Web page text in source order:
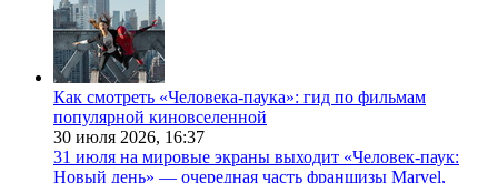
Как смотреть «Человека-паука»: гид по фильмам
популярной киновселенной
30 июля 2026, 16:37
31 июля на мировые экраны выходит «Человек-паук:
Новый день» — очередная часть франшизы Marvel,